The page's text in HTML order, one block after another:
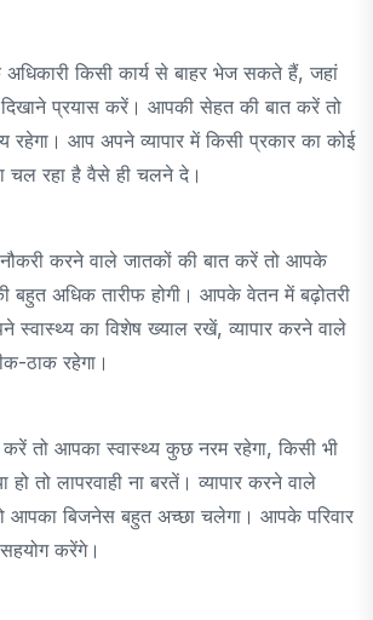
किसी कार्य से बाहर भेज सकते हैं, जहां
प्रयास करें। आपकी सेहत की बात करें तो
रहेगा। आप अपने व्यापार में किसी प्रकार का कोई
रहा है वैसे ही चलने दे।
करने वाले जातकों की बात करें तो आपके
अधिक तारीफ होगी। आपके वेतन में बढ़ोतरी
का विशेष ख्याल रखें, व्यापार करने वाले
ठाक रहेगा।
तो आपका स्वास्थ्य कुछ नरम रहेगा, किसी भी
तो लापरवाही ना बरतें। व्यापार करने वाले
आपका बिजनेस बहुत अच्छा चलेगा। आपके परिवार
करेंगे।